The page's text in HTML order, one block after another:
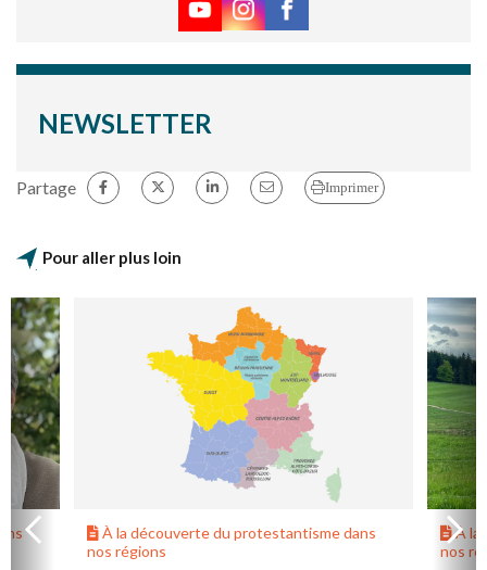
NEWSLETTER
Partage Imprimer
Pour aller plus loin
À la découverte du protestantisme dans
nos régions
À la
nos